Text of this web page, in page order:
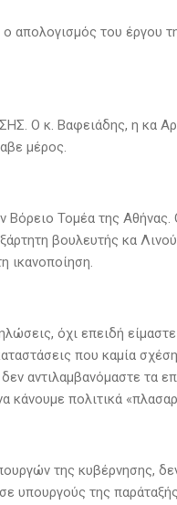
απολογισμός του έργου
Ο κ. Βαφειάδης, η κα
μέρος.
Βόρειο Τομέα της Αθήνας.
βουλευτής κα
ικανοποίηση.
όχι επειδή
που καμία
αντιλαμβανόμαστε τα
κάνουμε πολιτικά
της κυβέρνησης,
υπουργούς της